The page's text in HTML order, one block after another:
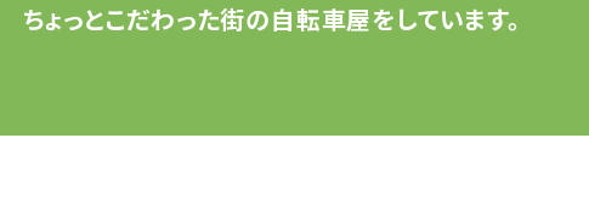
ちょっとこだわった街の自転車屋をしています。